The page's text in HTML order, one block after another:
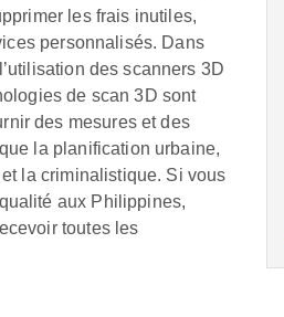
les frais inutiles,
personnalisés. Dans
des scanners 3D
de scan 3D sont
des mesures et des
la planification urbaine,
la criminalistique. Si vous
aux Philippines,
toutes les